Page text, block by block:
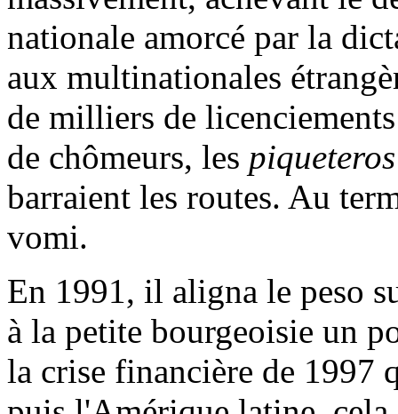
nationale amorcé par la
aux multinationales
de milliers de
de chômeurs, les piqueteros
barraient les routes. Au
vomi.
En 1991, il aligna le peso
à la petite bourgeoisie un
la crise financière de 1997